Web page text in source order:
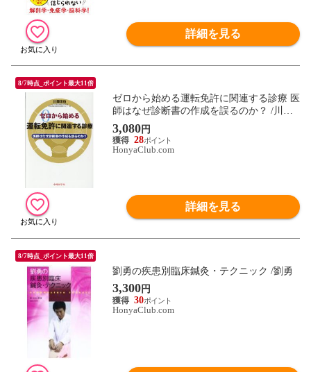
詳細を見る
8/7時点_ポイント最大11倍
ゼロから始める運転免許に関連する診療 医
師はなぜ診断書の作成を誤るのか？ /川畑
信也
3,080円
28
HonyaClub.com
詳細を見る
8/7時点_ポイント最大11倍
劉勇の疾患別臨床鍼灸・テクニック /劉勇
3,300円
30
HonyaClub.com